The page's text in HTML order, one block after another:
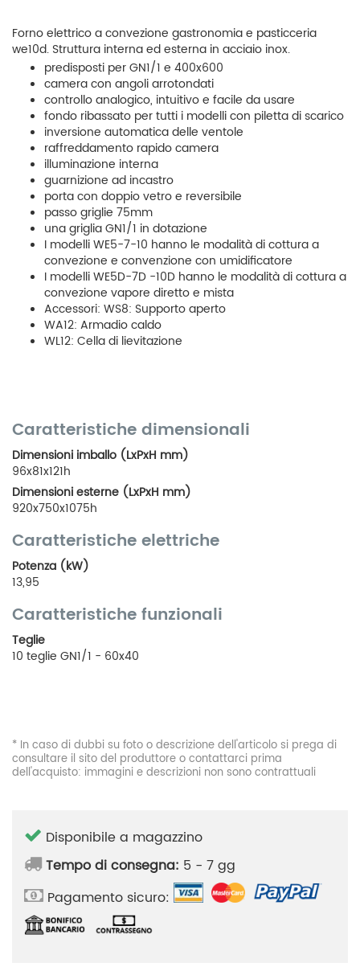
Forno elettrico a convezione gastronomia e pasticceria
we10d. Struttura interna ed esterna in acciaio inox.
predisposti per GN1/1 e 400x600
camera con angoli arrotondati
controllo analogico, intuitivo e facile da usare
fondo ribassato per tutti i modelli con piletta di scarico
inversione automatica delle ventole
raffreddamento rapido camera
illuminazione interna
guarnizione ad incastro
porta con doppio vetro e reversibile
passo griglie 75mm
una griglia GN1/1 in dotazione
I modelli WE5-7-10 hanno le modalità di cottura a
convezione e convenzione con umidificatore
I modelli WE5D-7D -10D hanno le modalità di cottura a
convezione vapore diretto e mista
Accessori: WS8: Supporto aperto
WA12: Armadio caldo
WL12: Cella di lievitazione
Caratteristiche dimensionali
Dimensioni imballo (LxPxH mm)
96x81x121h
Dimensioni esterne (LxPxH mm)
920x750x1075h
Caratteristiche elettriche
Potenza (kW)
13,95
Caratteristiche funzionali
Teglie
10 teglie GN1/1 - 60x40
* In caso di dubbi su foto o descrizione dell'articolo si prega di
consultare il sito del produttore o contattarci prima
dell'acquisto: immagini e descrizioni non sono contrattuali
Disponibile a magazzino
Tempo di consegna: 5 - 7 gg
Pagamento sicuro: